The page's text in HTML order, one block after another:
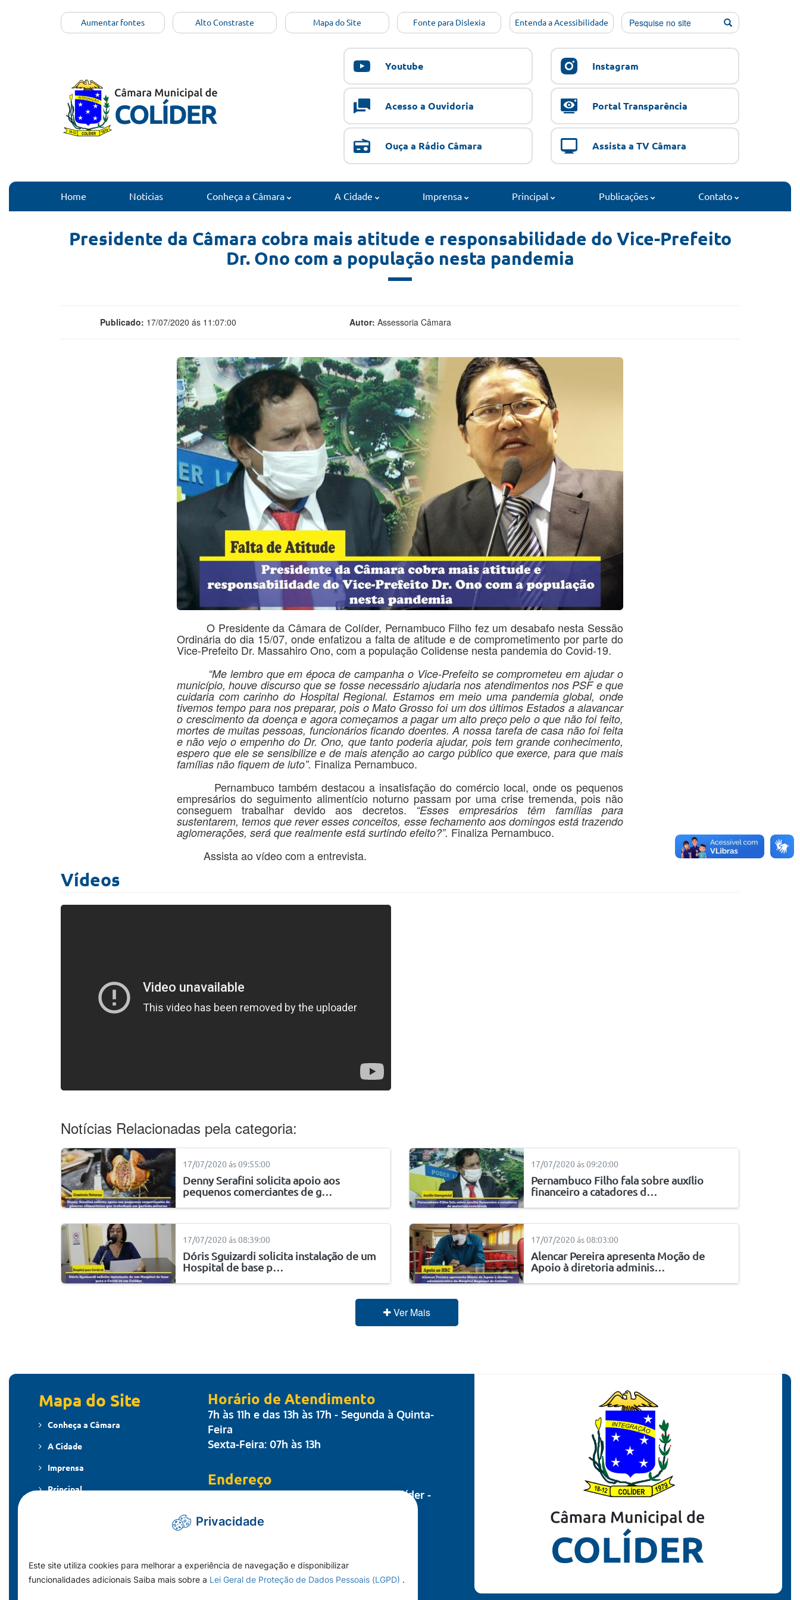
[Alt+1]
menu
[Alt+2]
busca
[Alt+3]
rodapé
[Alt+4]
Aumentar fontes Alto Constraste Mapa do Site Fonte para Dislexia Entenda a Acessibilidade
Youtube Instagram
Acesso a Ouvidoria Portal Transparência
Ouça a Rádio Câmara Assista a TV Câmara
Home Noticias Conheça a Câmara A Cidade Imprensa Principal Publicações Contato
Presidente da Câmara cobra mais atitude e responsabilidade do Vice-Prefeito
Dr. Ono com a população nesta pandemia
Publicado: 17/07/2020 ás 11:07:00 Autor: Assessoria Câmara
O Presidente da Câmara de Colíder, Pernambuco Filho fez um desabafo nesta Sessão
Ordinária do dia 15/07, onde enfatizou a falta de atitude e de comprometimento por parte do
Vice-Prefeito Dr. Massahiro Ono, com a população Colidense nesta pandemia do Covid-19.
“Me lembro que em época de campanha o Vice-Prefeito se comprometeu em ajudar o
município, houve discurso que se fosse necessário ajudaria nos atendimentos nos PSF e que
cuidaria com carinho do Hospital Regional. Estamos em meio uma pandemia global, onde
tivemos tempo para nos preparar, pois o Mato Grosso foi um dos últimos Estados a alavancar
o crescimento da doença e agora começamos a pagar um alto preço pelo o que não foi feito,
mortes de muitas pessoas, funcionários ficando doentes. A nossa tarefa de casa não foi feita
e não vejo o empenho do Dr. Ono, que tanto poderia ajudar, pois tem grande conhecimento,
espero que ele se sensibilize e de mais atenção ao cargo público que exerce, para que mais
famílias não fiquem de luto”. Finaliza Pernambuco.
Pernambuco também destacou a insatisfação do comércio local, onde os pequenos
empresários do seguimento alimentício noturno passam por uma crise tremenda, pois não
conseguem trabalhar devido aos decretos.“Esses empresários têm famílias para
sustentarem, temos que rever esses conceitos, esse fechamento aos domingos está trazendo
aglomerações, será que realmente está surtindo efeito?”. Finaliza Pernambuco.
Assista ao vídeo com a entrevista.
Vídeos
Notícias Relacionadas pela categoria:
17/07/2020 ás 09:55:00
Denny Serafini solicita apoio aos
pequenos comerciantes de g…
17/07/2020 ás 09:20:00
Pernambuco Filho fala sobre auxílio
financeiro a catadores d…
17/07/2020 ás 08:39:00
Dóris Sguizardi solicita instalação de um
Hospital de base p…
17/07/2020 ás 08:03:00
Alencar Pereira apresenta Moção de
Apoio à diretoria adminis…
Ver Mais
Horário de Atendimento
7h às 11h e das 13h às 17h - Segunda à Quinta-
Feira
Sexta-Feira: 07h às 13h
Endereço
Travessa dos Parecis, nº 17 - Centro Colíder -
Telefone: (66)3541-1308
Mapa do Site
Conheça a Câmara
A Cidade
Imprensa
Principal
Privacidade
Este site utiliza cookies para melhorar a experiência de navegação e disponibilizar
funcionalidades adicionais Saiba mais sobre a Lei Geral de Proteção de Dados Pessoais (LGPD) .